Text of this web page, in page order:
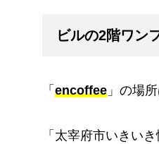
ビルの2階ワン
「encoffee 」の場
「太宰府市いきい